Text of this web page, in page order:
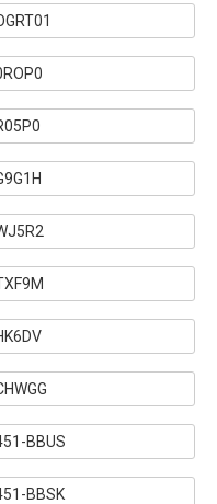
BBUS
BBSK